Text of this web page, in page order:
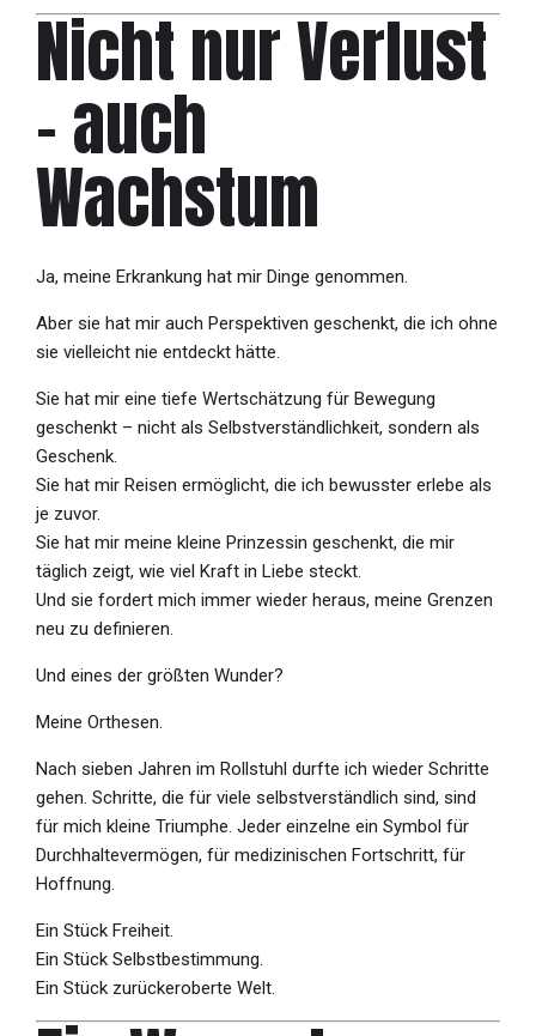
Nicht nur Verlust
– auch
Wachstum
Ja, meine Erkrankung hat mir Dinge genommen.
Aber sie hat mir auch Perspektiven geschenkt, die ich ohne
sie vielleicht nie entdeckt hätte.
Sie hat mir eine tiefe Wertschätzung für Bewegung
geschenkt – nicht als Selbstverständlichkeit, sondern als
Geschenk.
Sie hat mir Reisen ermöglicht, die ich bewusster erlebe als
je zuvor.
Sie hat mir meine kleine Prinzessin geschenkt, die mir
täglich zeigt, wie viel Kraft in Liebe steckt.
Und sie fordert mich immer wieder heraus, meine Grenzen
neu zu definieren.
Und eines der größten Wunder?
Meine Orthesen.
Nach sieben Jahren im Rollstuhl durfte ich wieder Schritte
gehen. Schritte, die für viele selbstverständlich sind, sind
für mich kleine Triumphe. Jeder einzelne ein Symbol für
Durchhaltevermögen, für medizinischen Fortschritt, für
Hoffnung.
Ein Stück Freiheit.
Ein Stück Selbstbestimmung.
Ein Stück zurückeroberte Welt.